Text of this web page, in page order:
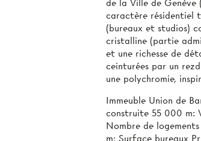
de la Ville de Genève
caractère résidentiel
(bureaux et studios)
cristalline (partie
et une richesse de
ceinturées par un
une polychromie,
Immeuble Union de
construite 55 000 m:
Nombre de
m: Surface bureaux